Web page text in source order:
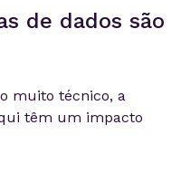
de dados são
muito técnico, a
têm um impacto